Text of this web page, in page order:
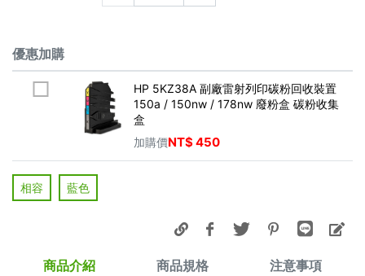
優惠加購
HP 5KZ38A 副廠雷射列印碳粉回收裝置
150a / 150nw / 178nw 廢粉盒 碳粉收集
盒
加購價NT$450
相容 藍色
商品介紹 商品規格 注意事項